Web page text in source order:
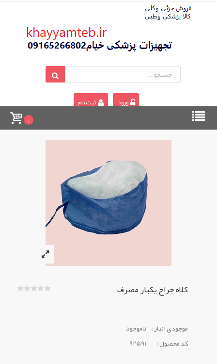
ورود ثبت نام
0
کلاه جراح یکبار مصرف
موجودی انبار : ناموجود
کد محصول :
92591